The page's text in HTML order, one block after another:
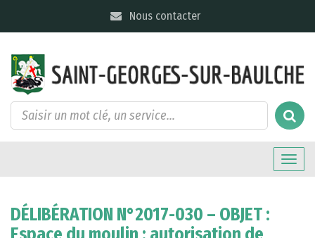
Nous contacter
Toggle
DÉLIBÉRATION N°2017-030 – OBJET :